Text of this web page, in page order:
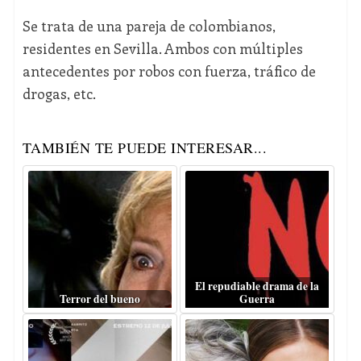
Se trata de una pareja de colombianos,
residentes en Sevilla. Ambos con múltiples
antecedentes por robos con fuerza, tráfico de
drogas, etc.
TAMBIÉN TE PUEDE INTERESAR...
Terror del bueno
El repudiable drama de la
Guerra